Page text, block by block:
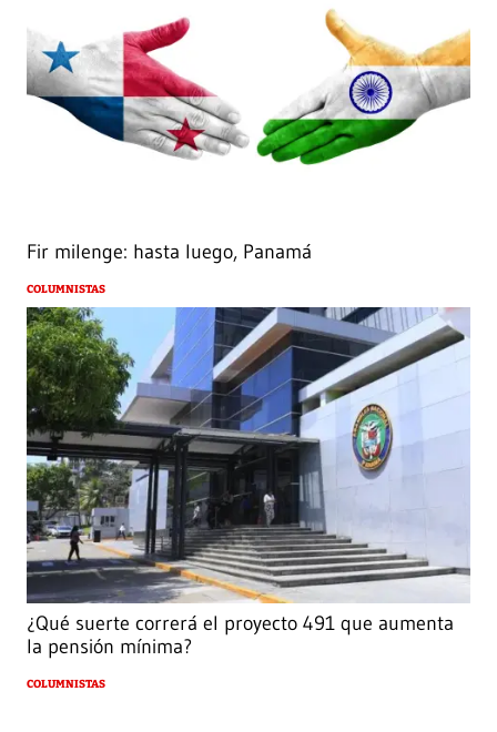
Fir milenge: hasta luego, Panamá
COLUMNISTAS
¿Qué suerte correrá el proyecto 491 que aumenta
la pensión mínima?
COLUMNISTAS